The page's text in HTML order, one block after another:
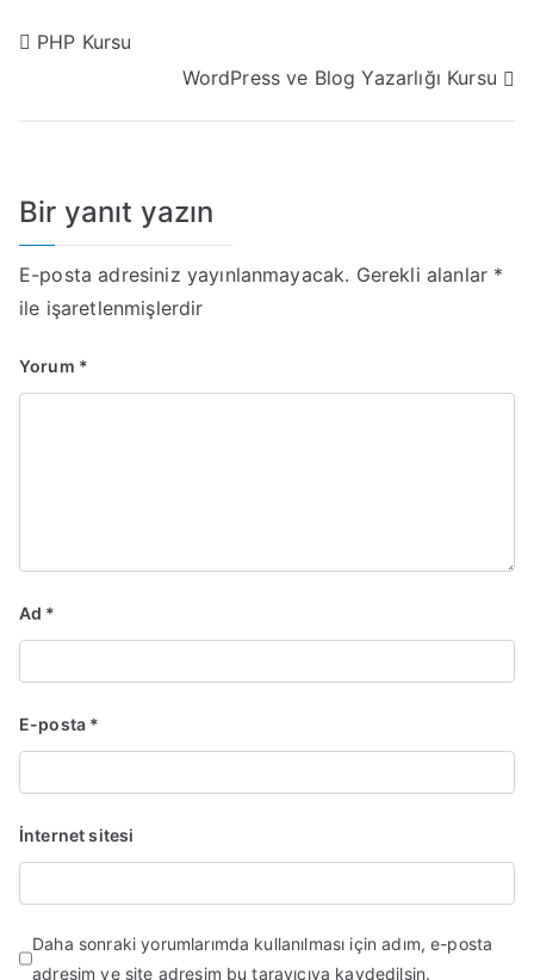
PHP Kursu
WordPress ve Blog Yazarlığı Kursu
Bir yanıt yazın
E-posta adresiniz yayınlanmayacak. Gerekli alanlar *
ile işaretlenmişlerdir
Yorum *
Ad *
E-posta *
İnternet sitesi
Daha sonraki yorumlarımda kullanılması için adım, e-posta
adresim ve site adresim bu tarayıcıya kaydedilsin.